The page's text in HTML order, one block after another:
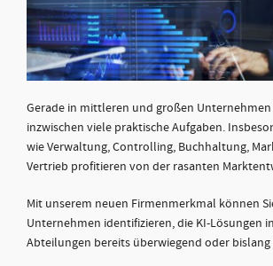
Gerade in mittleren und großen
inzwischen viele praktische Aufgaben.
wie Verwaltung, Controlling, Buchhaltung,
Vertrieb profitieren von der rasanten
Mit unserem neuen Firmenmerkmal können
Unternehmen identifizieren, die KI-Lösungen
Abteilungen bereits überwiegend oder